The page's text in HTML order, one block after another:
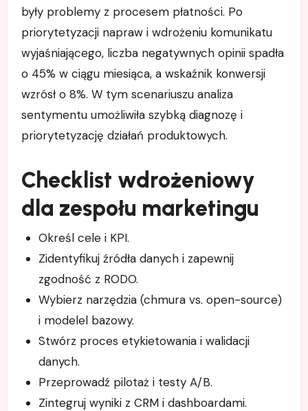
były problemy z procesem płatności. Po
priorytetyzacji napraw i wdrożeniu komunikatu
wyjaśniającego, liczba negatywnych opinii spadła
o 45% w ciągu miesiąca, a wskaźnik konwersji
wzrósł o 8%. W tym scenariuszu analiza
sentymentu umożliwiła szybką diagnozę i
priorytetyzację działań produktowych.
Checklist wdrożeniowy
dla zespołu marketingu
Określ cele i KPI.
Zidentyfikuj źródła danych i zapewnij
zgodność z RODO.
Wybierz narzędzia (chmura vs. open-source)
i modelel bazowy.
Stwórz proces etykietowania i walidacji
danych.
Przeprowadź pilotaż i testy A/B.
Zintegruj wyniki z CRM i dashboardami.